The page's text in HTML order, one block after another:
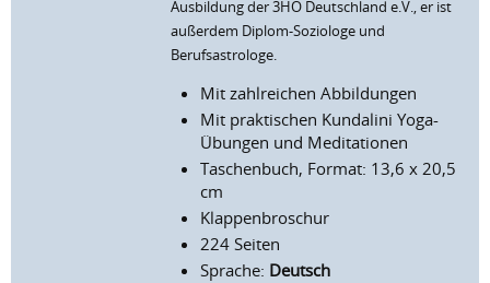
Ausbildung der 3HO Deutschland e.V., er ist
außerdem Diplom-Soziologe und
Berufsastrologe.
Mit zahlreichen Abbildungen
Mit praktischen Kundalini Yoga-
Übungen und Meditationen
Taschenbuch, Format: 13,6 x 20,5
cm
Klappenbroschur
224 Seiten
Sprache: Deutsch